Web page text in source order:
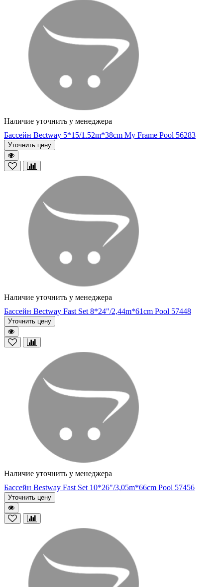
Наличие уточнить у менеджера
Бассейн Bectway 5*15/1.52m*38cm My Frame Pool 56283
Уточнить цену
Наличие уточнить у менеджера
Бассейн Bectway Fast Set 8*24"/2,44m*61cm Pool 57448
Уточнить цену
Наличие уточнить у менеджера
Бассейн Bestway Fast Set 10*26"/3,05m*66cm Pool 57456
Уточнить цену